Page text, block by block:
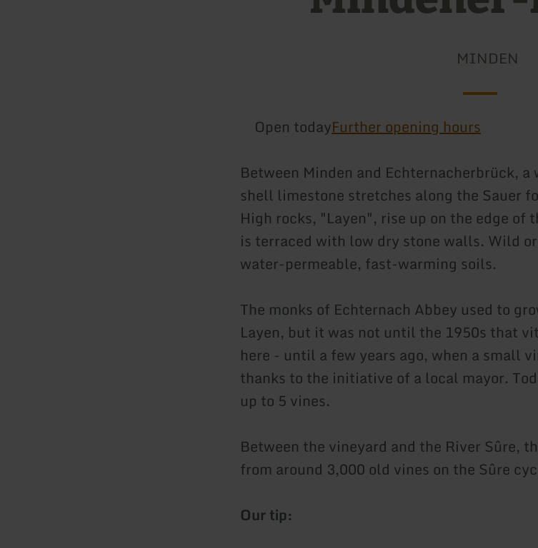
MINDEN
Open todayFurther opening hours
Between Minden and Echternacherbrück,
shell limestone stretches along the Sauer
High rocks, "Layen", rise up on the edge of
is terraced with low dry stone walls. Wild
water-permeable, fast-warming soils.
The monks of Echternach Abbey used to
Layen, but it was not until the 1950s that
here - until a few years ago, when a small
thanks to the initiative of a local mayor.
up to 5 vines.
Between the vineyard and the River Sûre,
from around 3,000 old vines on the Sûre
Our tip: